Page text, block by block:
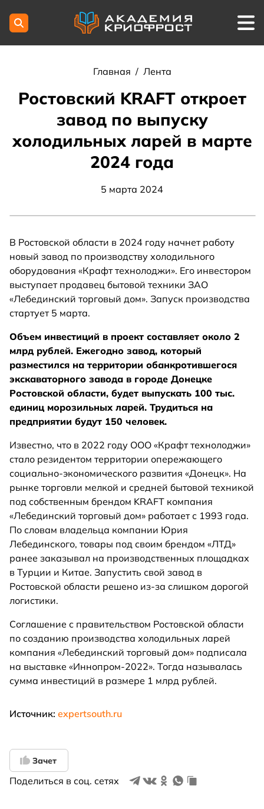
Главная / Лента
Ростовский KRAFT откроет
завод по выпуску
холодильных ларей в марте
2024 года
5 марта 2024
В Ростовской области в 2024 году начнет работу
новый завод по производству холодильного
оборудования «Крафт технолоджи». Его инвестором
выступает продавец бытовой техники ЗАО
«Лебединский торговый дом». Запуск производства
стартует 5 марта.
Объем инвестиций в проект составляет около 2
млрд рублей. Ежегодно завод, который
разместился на территории обанкротившегося
экскаваторного завода в городе Донецке
Ростовской области, будет выпускать 100 тыс.
единиц морозильных ларей. Трудиться на
предприятии будут 150 человек.
Известно, что в 2022 году ООО «Крафт технолоджи»
стало резидентом территории опережающего
социально-экономического развития «Донецк». На
рынке торговли мелкой и средней бытовой техникой
под собственным брендом KRAFT компания
«Лебединский торговый дом» работает с 1993 года.
По словам владельца компании Юрия
Лебединского, товары под своим брендом «ЛТД»
ранее заказывал на производственных площадках
в Турции и Китае. Запустить свой завод в
Ростовской области решено из-за слишком дорогой
логистики.
Соглашение с правительством Ростовской области
по созданию производства холодильных ларей
компания «Лебединский торговый дом» подписала
на выставке «Иннопром-2022». Тогда называлась
сумма инвестиций в размере 1 млрд рублей.
Источник: expertsouth.ru
Зачет
Поделиться в соц. сетях